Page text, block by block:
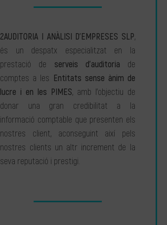
2AUDITORIA I ANÀLISI D’EMPRESES SLP,
és un despatx especialitzat en la
prestació de serveis d’auditoria de
comptes a les Entitats sense ànim de
lucre i en les PIMES, amb l’objectiu de
donar una gran credibilitat a la
informació comptable que presenten els
nostres client, aconseguint així pels
nostres clients un altr increment de la
seva reputació i prestigi.